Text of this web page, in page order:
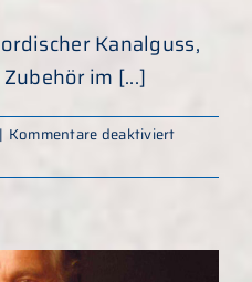
Kanalguss,
im [...]
| Kommentare deaktiviertfür
–
Kanalguss